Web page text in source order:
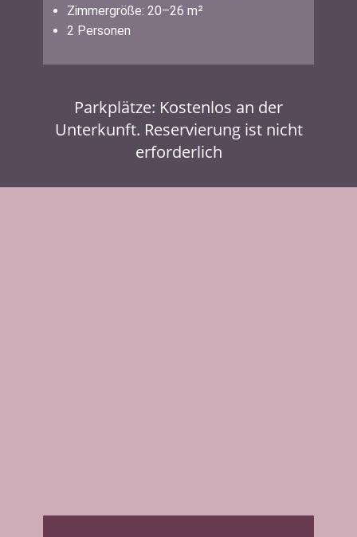
Zimmergröße: 20–26 m²
2 Personen
Parkplätze: Kostenlos an der
Unterkunft. Reservierung ist nicht
erforderlich